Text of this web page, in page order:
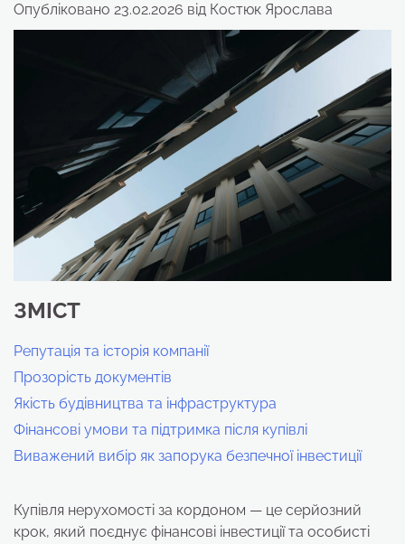
Опубліковано 23.02.2026 від Костюк Ярослава
ЗМІСТ
Репутація та історія компанії
Прозорість документів
Якість будівництва та інфраструктура
Фінансові умови та підтримка після купівлі
Виважений вибір як запорука безпечної інвестиції
Купівля нерухомості за кордоном — це серйозний
крок, який поєднує фінансові інвестиції та особисті